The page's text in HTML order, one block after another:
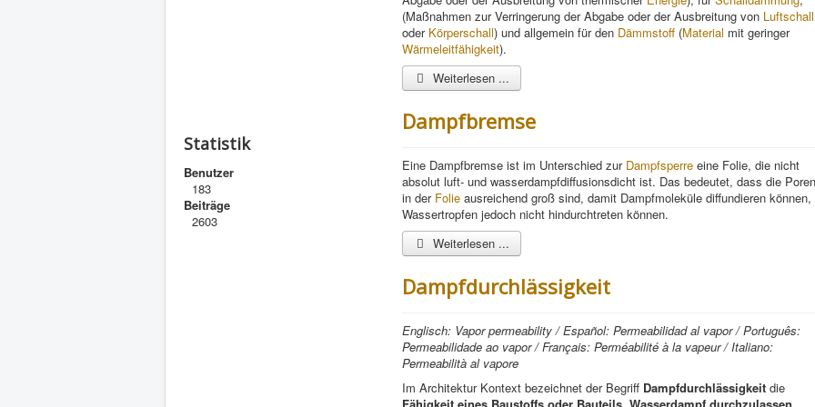
Statistik
Benutzer
183
Beiträge
2603
(Maßnahmen zur Verringerung der Abgabe oder der Ausbreitung von Luftschall
oder Körperschall) und allgemein für den Dämmstoff (Material mit geringer
Wärmeleitfähigkeit).
Weiterlesen ...
Dampfbremse
Eine Dampfbremse ist im Unterschied zur Dampfsperre eine Folie, die nicht
absolut luft- und wasserdampfdiffusionsdicht ist. Das bedeutet, dass die Poren
in der Folie ausreichend groß sind, damit Dampfmoleküle diffundieren können,
Wassertropfen jedoch nicht hindurchtreten können.
Weiterlesen ...
Dampfdurchlässigkeit
Englisch: Vapor permeability / Español: Permeabilidad al vapor / Português:
Permeabilidade ao vapor / Français: Perméabilité à la vapeur / Italiano:
Permeabilità al vapore
Im Architektur Kontext bezeichnet der Begriff Dampfdurchlässigkeit die